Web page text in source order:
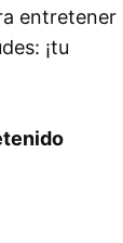
entretener
¡tu